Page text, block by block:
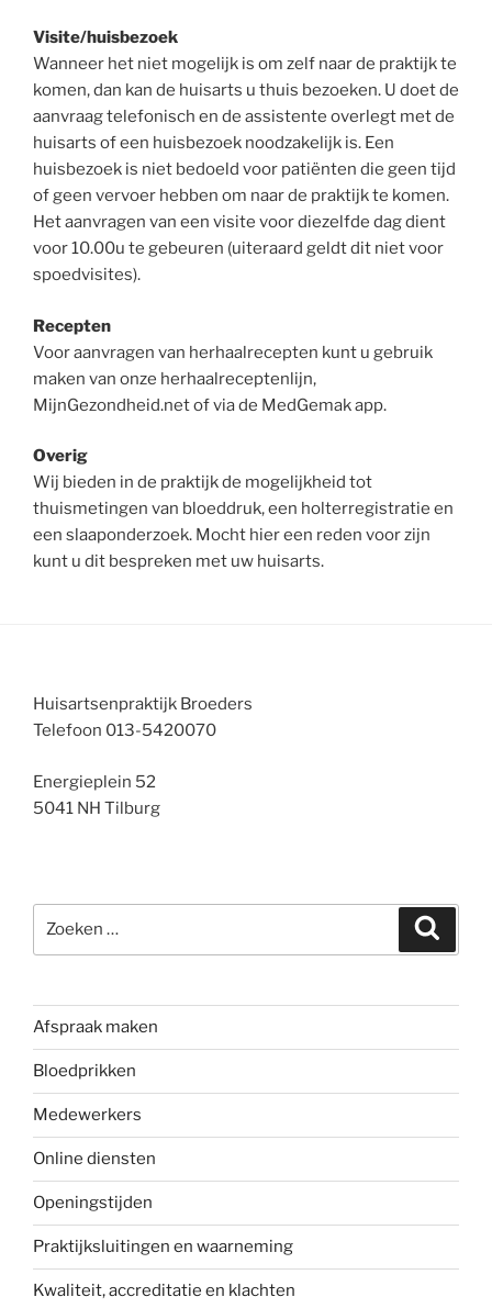
Visite/huisbezoek
Wanneer het niet mogelijk is om zelf naar de praktijk te
komen, dan kan de huisarts u thuis bezoeken. U doet de
aanvraag telefonisch en de assistente overlegt met de
huisarts of een huisbezoek noodzakelijk is. Een
huisbezoek is niet bedoeld voor patiënten die geen tijd
of geen vervoer hebben om naar de praktijk te komen.
Het aanvragen van een visite voor diezelfde dag dient
voor 10.00u te gebeuren (uiteraard geldt dit niet voor
spoedvisites).
Recepten
Voor aanvragen van herhaalrecepten kunt u gebruik
maken van onze herhaalreceptenlijn,
MijnGezondheid.net of via de MedGemak app.
Overig
Wij bieden in de praktijk de mogelijkheid tot
thuismetingen van bloeddruk, een holterregistratie en
een slaaponderzoek. Mocht hier een reden voor zijn
kunt u dit bespreken met uw huisarts.
Huisartsenpraktijk Broeders
Telefoon 013-5420070
Energieplein 52
5041 NH Tilburg
naar:
Afspraak maken
Bloedprikken
Medewerkers
Online diensten
Openingstijden
Praktijksluitingen en waarneming
Kwaliteit, accreditatie en klachten